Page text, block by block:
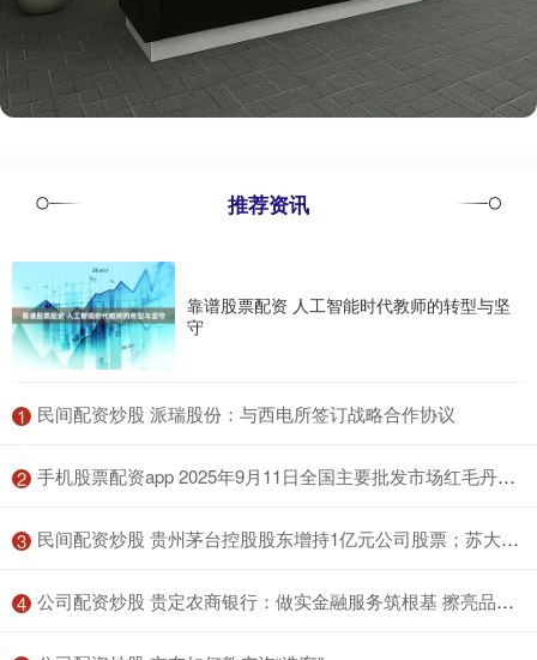
推荐资讯
靠谱股票配资 人工智能时代教师的转型与坚
守
1 ​民间配资炒股 派瑞股份：与西电所签订战略合作协议
2 ​手机股票配资app 2025年9月11日全国主要批发市场红毛丹价格行情
3 ​民间配资炒股 贵州茅台控股股东增持1亿元公司股票；苏大维格拟收购光掩模检测设备公司控股权｜公告精选
4 ​公司配资炒股 贵定农商银行：做实金融服务筑根基 擦亮品牌底色惠民生